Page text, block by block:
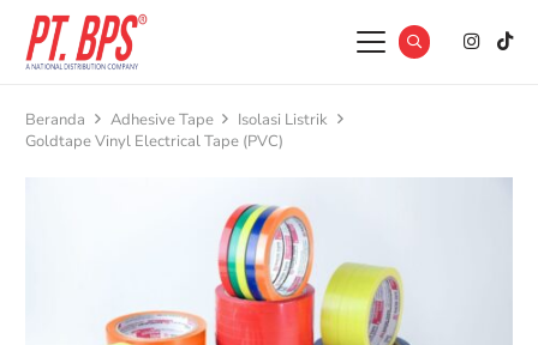
Beranda Adhesive Tape
Isolasi Listrik
Goldtape Vinyl Electrical Tape (PVC)